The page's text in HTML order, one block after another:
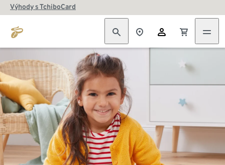
Výhody s TchiboCard